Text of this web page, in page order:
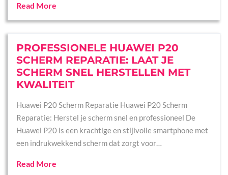
Read More
PROFESSIONELE HUAWEI P20
SCHERM REPARATIE: LAAT JE
SCHERM SNEL HERSTELLEN MET
KWALITEIT
Huawei P20 Scherm Reparatie Huawei P20 Scherm
Reparatie: Herstel je scherm snel en professioneel De
Huawei P20 is een krachtige en stijlvolle smartphone met
een indrukwekkend scherm dat zorgt voor…
Read More